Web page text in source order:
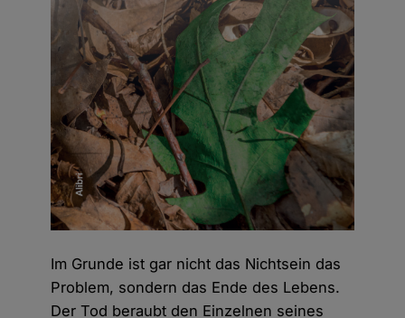
Im Grunde ist gar nicht das Nichtsein das
Problem, sondern das Ende des Lebens.
Der Tod beraubt den Einzelnen seines